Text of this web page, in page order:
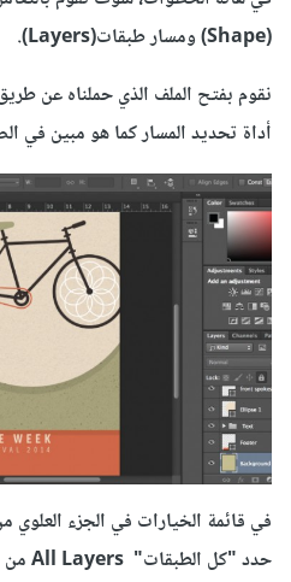
(Shape)
ومسارطبقات(Layers)
.
نقوم بفتح الملف الذي حملناه عن
أداة تحديد المسار كما هو مبين في
في قائمة الخيارات في الجزء العلوي
حدد "كل الطبقات" All Layers من القائمة